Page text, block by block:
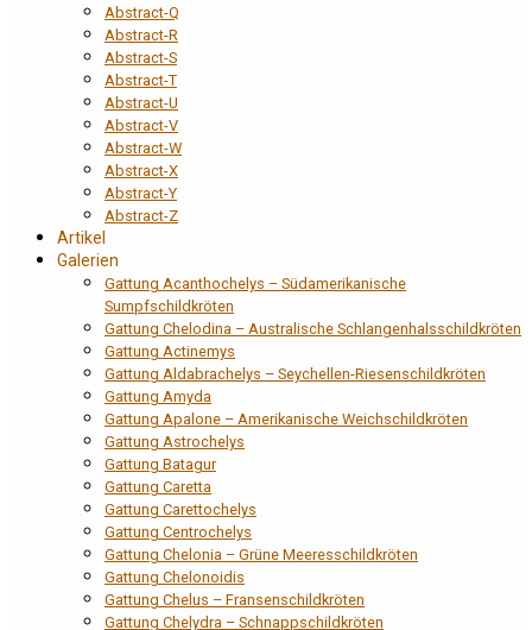
Abstract-Q
Abstract-R
Abstract-S
Abstract-T
Abstract-U
Abstract-V
Abstract-W
Abstract-X
Abstract-Y
Abstract-Z
Artikel
Galerien
Gattung Acanthochelys – Südamerikanische
Sumpfschildkröten
Gattung Chelodina – Australische Schlangenhalsschildkröten
Gattung Actinemys
Gattung Aldabrachelys – Seychellen-Riesenschildkröten
Gattung Amyda
Gattung Apalone – Amerikanische Weichschildkröten
Gattung Astrochelys
Gattung Batagur
Gattung Caretta
Gattung Carettochelys
Gattung Centrochelys
Gattung Chelonia – Grüne Meeresschildkröten
Gattung Chelonoidis
Gattung Chelus – Fransenschildkröten
Gattung Chelydra – Schnappschildkröten